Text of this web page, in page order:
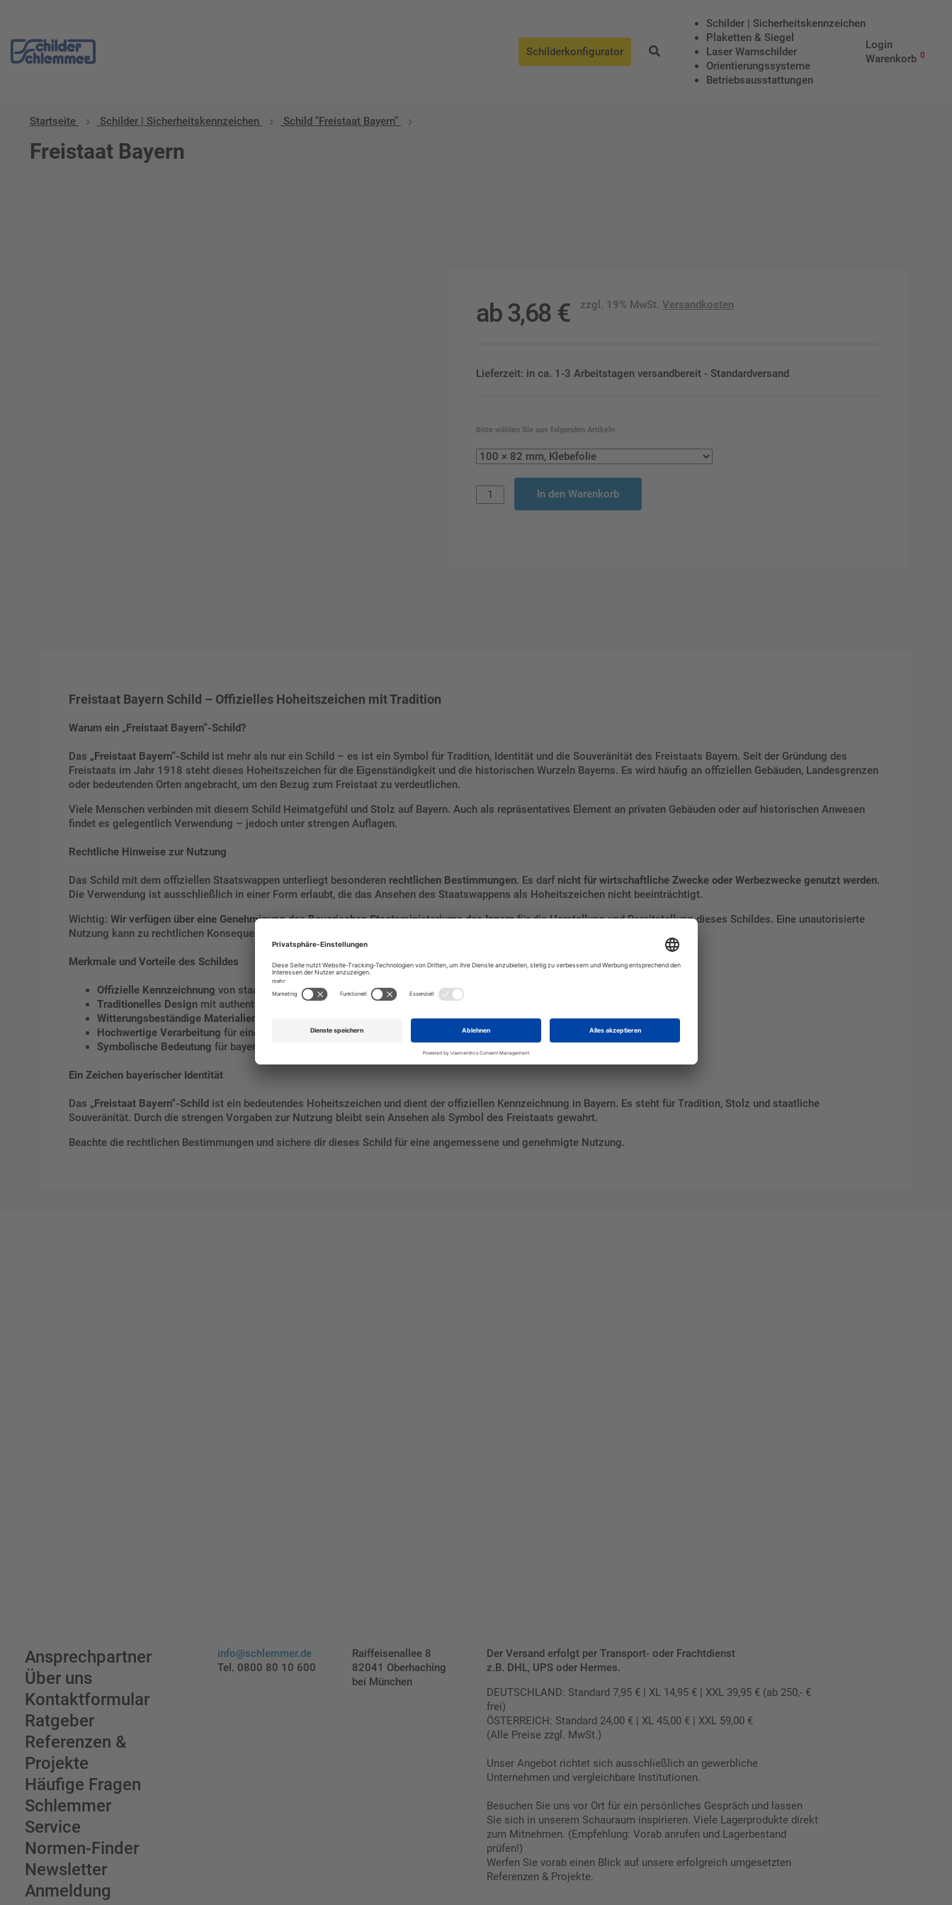
Schilderkonfigurator
Schilder | Sicherheitskennzeichen
Plaketten & Siegel
Laser Warnschilder
Orientierungssysteme
Betriebs­aus­stattungen
Login
Warenkorb 0
Startseite Schilder | Sicherheitskennzeichen Schild "Freistaat Bayern"
Freistaat Bayern
ab3,68 € zzgl. 19% MwSt.Versandkosten
Lieferzeit: in ca. 1-3 Arbeitstagen versandbereit - Standardversand
Bitte wählen Sie aus folgenden Artikeln
In den Warenkorb
Freistaat Bayern Schild – Offizielles Hoheitszeichen mit Tradition
Warum ein „Freistaat Bayern“-Schild?
Das „Freistaat Bayern“-Schild ist mehr als nur ein Schild – es ist ein Symbol für Tradition, Identität und die Souveränität des Freistaats Bayern. Seit der Gründung des
Freistaats im Jahr 1918 steht dieses Hoheitszeichen für die Eigenständigkeit und die historischen Wurzeln Bayerns. Es wird häufig an offiziellen Gebäuden, Landesgrenzen
oder bedeutenden Orten angebracht, um den Bezug zum Freistaat zu verdeutlichen.
Viele Menschen verbinden mit diesem Schild Heimatgefühl und Stolz auf Bayern. Auch als repräsentatives Element an privaten Gebäuden oder auf historischen Anwesen
findet es gelegentlich Verwendung – jedoch unter strengen Auflagen.
Rechtliche Hinweise zur Nutzung
Das Schild mit dem offiziellen Staatswappen unterliegt besonderen rechtlichen Bestimmungen. Es darf nicht für wirtschaftliche Zwecke oder Werbezwecke genutzt werden.
Die Verwendung ist ausschließlich in einer Form erlaubt, die das Ansehen des Staatswappens als Hoheitszeichen nicht beeinträchtigt.
Wichtig: Wir verfügen über eine Genehmigung des Bayerischen Staatsministeriums des Innernfür die Herstellung und Bereitstellung dieses Schildes. Eine unautorisierte
Nutzung kann zu rechtlichen Konsequenzen führen.
Merkmale und Vorteile des Schildes
Offizielle Kennzeichnung von staatlichen und kommunalen Einrichtungen
Traditionelles Design mit authentischem bayerischen Wappen
Witterungsbeständige Materialien
für den dauerhaften Einsatz im Außenbereich
Hochwertige Verarbeitung für eine lange Lebensdauer und klare Erkennbarkeit
Symbolische Bedeutung für bayerische Geschichte und Identität
Ein Zeichen bayerischer Identität
Das „Freistaat Bayern“-Schild ist ein bedeutendes Hoheitszeichen und dient der offiziellen Kennzeichnung in Bayern. Es steht für Tradition, Stolz und staatliche
Souveränität. Durch die strengen Vorgaben zur Nutzung bleibt sein Ansehen als Symbol des Freistaats gewahrt.
Beachte die rechtlichen Bestimmungen und sichere dir dieses Schild für eine angemessene und genehmigte Nutzung.
Ansprechpartner
Über uns
Kontaktformular
Ratgeber
Referenzen &
Projekte
Häufige Fragen
Schlemmer
Service
Normen-Finder
Newsletter
Anmeldung
info@schlemmer.de
Tel. 0800 80 10 600
Raiffeisenallee 8
82041 Oberhaching
bei München
Der Versand erfolgt per Transport- oder Frachtdienst
z.B. DHL, UPS oder Hermes.
DEUTSCHLAND: Standard 7,95 € | XL 14,95 € | XXL 39,95 € (ab 250,- €
frei)
ÖSTERREICH: Standard 24,00 € | XL 45,00 € | XXL 59,00 €
(Alle Preise zzgl. MwSt.)
Unser Angebot richtet sich ausschließlich an gewerbliche
Unternehmen und vergleichbare Institutionen.
Besuchen Sie uns vor Ort für ein persönliches Gespräch und lassen
Sie sich in unserem Schauraum inspirieren. Viele Lagerprodukte direkt
zum Mitnehmen. (Empfehlung: Vorab anrufen und Lagerbestand
prüfen!)
Werfen Sie vorab einen Blick auf unsere erfolgreich umgesetzten
Referenzen & Projekte.